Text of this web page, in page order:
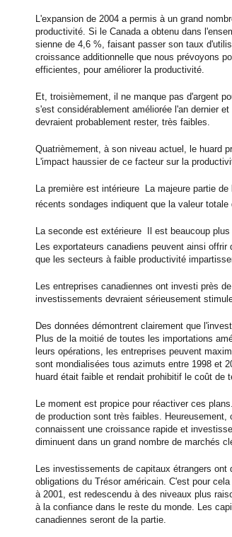
L'expansion de 2004 a permis à un grand
productivité. Si le Canada a obtenu dans
sienne de 4,6 %, faisant passer son taux
croissance additionnelle que nous prévoyons
efficientes, pour améliorer la productivité.
Et, troisièmement, il ne manque pas d'argent
s'est considérablement améliorée l'an dernier
devraient probablement rester, très faibles.
Quatrièmement, à son niveau actuel, le huard
L'impact haussier de ce facteur sur la
La première est intérieure  La majeure partie
récents sondages indiquent que la valeur
La seconde est extérieure  Il est beaucoup
Les exportateurs canadiens peuvent ainsi
que les secteurs à faible productivité
Les entreprises canadiennes ont investi près
investissements devraient sérieusement
Des données démontrent clairement que
Plus de la moitié de toutes les importations
leurs opérations, les entreprises peuvent
sont mondialisées tous azimuts entre 1998 et
huard était faible et rendait prohibitif le coût de
Le moment est propice pour réactiver ces
de production sont très faibles.
connaissent une croissance rapide et
diminuent dans un grand nombre de marchés
Les investissements de capitaux étrangers
obligations du Trésor américain. C'est pour
à 2001, est redescendu à des niveaux plus
à la confiance dans le reste du monde. Les
canadiennes seront de la partie.